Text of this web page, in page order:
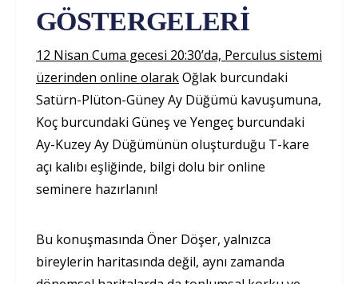
GÖSTERGELERİ
12 Nisan Cuma gecesi 20:30’da, Perculus sistemi
üzerinden online olarakOğlak burcundaki
Satürn-Plüton-Güney Ay Düğümü kavuşumuna,
Koç burcundaki Güneş ve Yengeç burcundaki
Ay-Kuzey Ay Düğümünün oluşturduğu T-kare
açı kalıbı eşliğinde, bilgi dolu bir online
seminere hazırlanın!
Bu konuşmasında Öner Döşer, yalnızca
bireylerin haritasında değil, aynı zamanda